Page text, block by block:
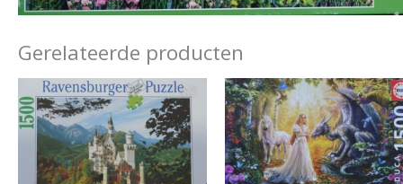
Gerelateerde producten